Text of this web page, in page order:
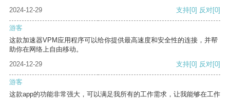
2024-12-29
支持[0] 反对[0]
游客
这款加速器VPM应用程序可以给你提供最高速度和安全性的连接，并帮
助你在网络上自由移动。
2024-12-29
支持[0] 反对[0]
游客
这款app的功能非常强大，可以满足我所有的工作需求，让我能够在工作